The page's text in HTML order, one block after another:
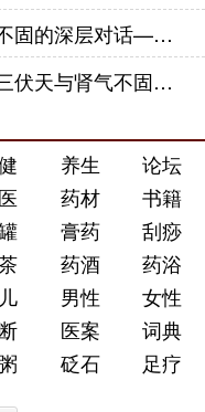
左手手指头麻木怎么回事，肾气不固的深层对话——肾合jjn
女性睡到半夜手麻是什么原因：三伏天与肾气不固的深层对话
养生
论坛
药材
书籍
膏药
刮痧
药酒
药浴
男性
女性
医案
词典
砭石 足疗